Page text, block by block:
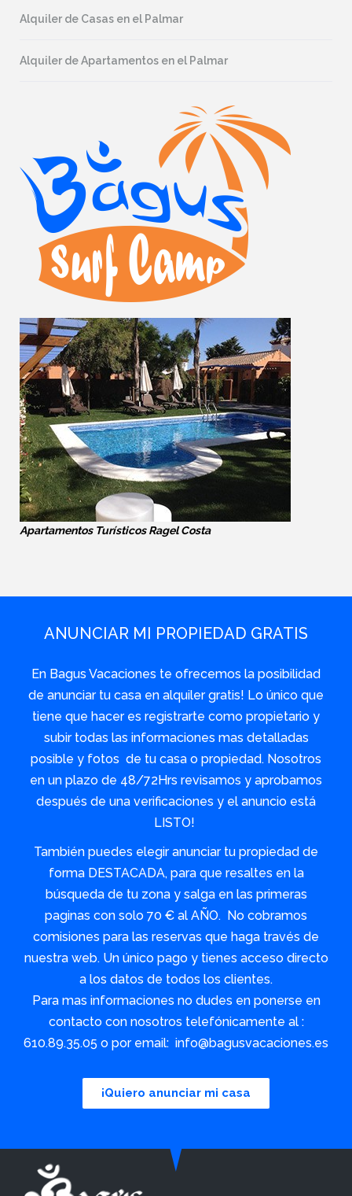
Alquiler de Casas en el Palmar
Alquiler de Apartamentos en el Palmar
Apartamentos Turísticos Ragel Costa
ANUNCIAR MI PROPIEDAD GRATIS
En Bagus Vacaciones te ofrecemos la posibilidad
de anunciar tu casa en alquiler gratis! Lo único que
tiene que hacer es registrarte como propietario y
subir todas las informaciones mas detalladas
posible y fotos de tu casa o propiedad. Nosotros
en un plazo de 48/72Hrs revisamos y aprobamos
después de una verificaciones y el anuncio está
LISTO!
También puedes elegir anunciar tu propiedad de
forma DESTACADA, para que resaltes en la
búsqueda de tu zona y salga en las primeras
paginas con solo 70 € al AÑO. No cobramos
comisiones para las reservas que haga través de
nuestra web. Un único pago y tienes acceso directo
a los datos de todos los clientes.
Para mas informaciones no dudes en ponerse en
contacto con nosotros telefónicamente al :
610.89.35.05 o por email: info@bagusvacaciones.es
¡Quiero anunciar mi casa